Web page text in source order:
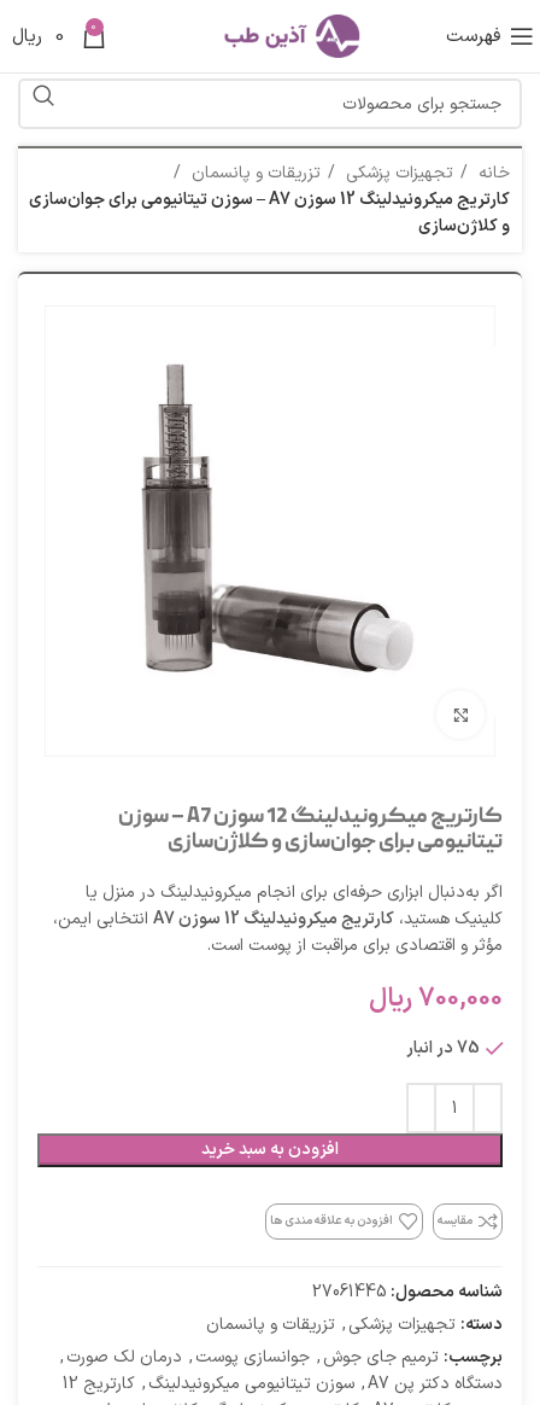
فهرست 0
0 ریال
خانه تجهیزات پزشکی
تزریقات و پانسمان
کارتریج میکرونیدلینگ 12 سوزن A7 – سوزن تیتانیومی برای جوان‌سازی
و کلاژن‌سازی
کارتریج میکرونیدلینگ 12 سوزن A7 – سوزن
تیتانیومی برای جوان‌سازی و کلاژن‌سازی
اگر به‌دنبال ابزاری حرفه‌ای برای انجام میکرونیدلینگ در منزل یا
کلینیک هستید، کارتریج میکرونیدلینگ 12 سوزن A7
انتخابی ایمن،
مؤثر و اقتصادی برای مراقبت از پوست است.
700,000ریال
75 در انبار
افزودن به سبد خرید
مقایسه افزودن به علاقه مندی ها
شناسه محصول: 27061445
دسته: تجهیزات پزشکی, تزریقات و پانسمان
برچسب: ترمیم جای جوش, جوانسازی پوست, درمان لک صورت,
دستگاه دکتر پن A7
, سوزن تیتانیومی میکرونیدلینگ,
کارتریج 12